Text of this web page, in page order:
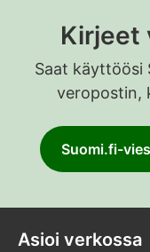
Kirjeet
Saat käyttöösi
veropostin,
Suomi.fi-
Asioi verkossa